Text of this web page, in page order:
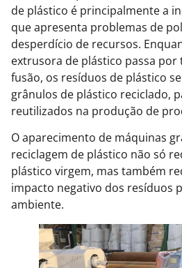
de plástico é principalmente a
que apresenta problemas de
desperdício de recursos.
extrusora de plástico passa
fusão, os resíduos de plástico
grânulos de plástico reciclado,
reutilizados na produção de
O aparecimento de máquinas
reciclagem de plástico não só
plástico virgem, mas também
impacto negativo dos resíduos
ambiente.